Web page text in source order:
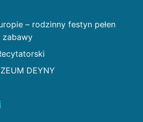
– rodzinny festyn pełen
zabawy
DEYNY